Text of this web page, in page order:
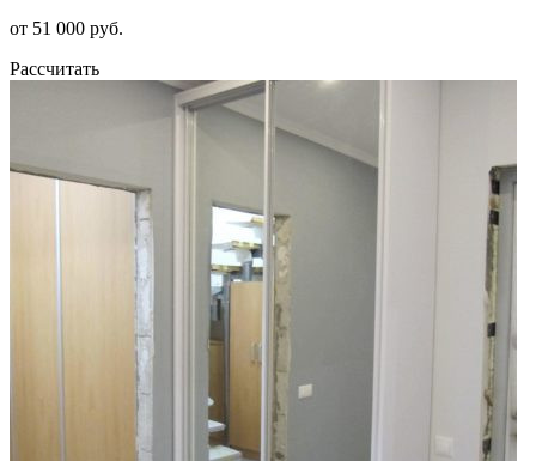
от 51 000 руб.
Рассчитать